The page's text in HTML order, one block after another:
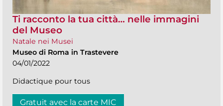
Ti racconto la tua città… nelle immagini
del Museo
Natale nei Musei
Museo di Roma in Trastevere
04/01/2022
Didactique pour tous
Gratuit avec la carte MIC